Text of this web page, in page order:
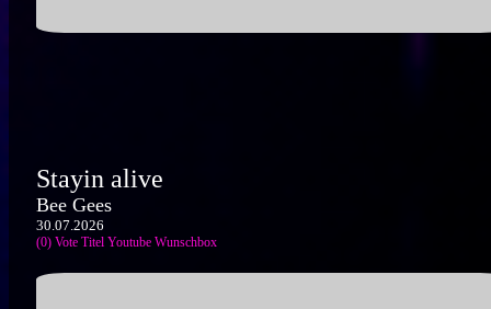
Stayin alive
Bee Gees
30.07.2026
(0) Vote Titel Youtube Wunschbox